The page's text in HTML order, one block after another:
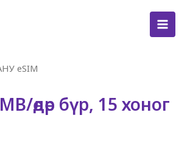
eSIM
өдөр бүр, 15 хоног